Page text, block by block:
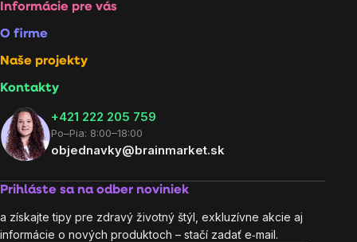
Informácie pre vás
O firme
Naše projekty
Kontakty
+421 222 205 759
Po–Pia: 8:00–18:00
objednavky@brainmarket.sk
Prihláste sa na odber noviniek
a získajte tipy pre zdravý životný štýl, exkluzívne akcie aj
informácie o nových produktoch – stačí zadať e‑mail.